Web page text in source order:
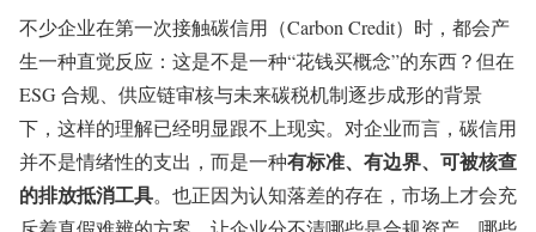
不少企业在第一次接触碳信用（Carbon Credit）时，都会产
生一种直觉反应：这是不是一种“花钱买概念”的东西？但在
ESG 合规、供应链审核与未来碳税机制逐步成形的背景
下，这样的理解已经明显跟不上现实。对企业而言，碳信用
并不是情绪性的支出，而是一种有标准、有边界、可被核查
的排放抵消工具。也正因为认知落差的存在，市场上才会充